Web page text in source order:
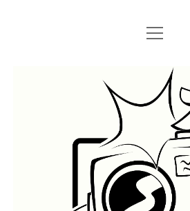
STARTSEITE
BERLIN GRAFFITI
BERLIN BOMBINGS
BERLIN SUBWAY
BERLIN S-BAHN
TRAINS
HOTTER FRAGT…
ROSTOCK
REGIO
Menü
öffnen
Hustlehorst